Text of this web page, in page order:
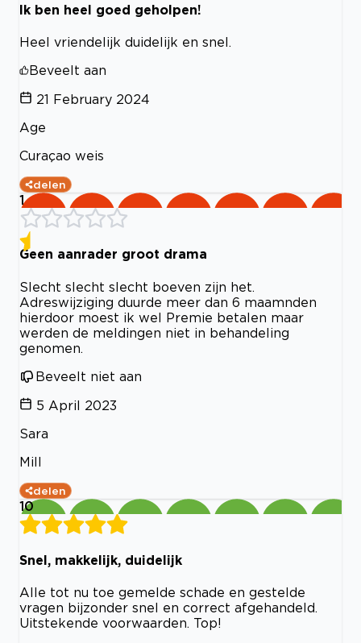
Ik ben heel goed geholpen!
Heel vriendelijk duidelijk en snel.
Beveelt aan
21 February 2024
Age
Curaçao weis
delen
1
Geen aanrader groot drama
Slecht slecht slecht boeven zijn het.
Adreswijziging duurde meer dan 6 maamnden
hierdoor moest ik wel Premie betalen maar
werden de meldingen niet in behandeling
genomen.
Beveelt niet aan
5 April 2023
Sara
Mill
delen
10
Snel, makkelijk, duidelijk
Alle tot nu toe gemelde schade en gestelde
vragen bijzonder snel en correct afgehandeld.
Uitstekende voorwaarden. Top!